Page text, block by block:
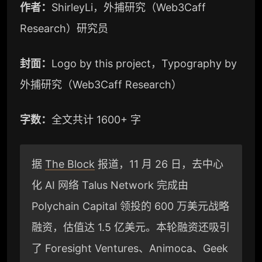
o
作者： ShirleyLi，外捕研究（Web3Caff
Research）研究员
封面： Logo by this project，Typography by
外捕研究（Web3Caff Research）
字数： 全文共计 1600+ 字
据 The Block 报道，11 月 26 日，去中心
化 AI 网络 Talus Network 完成由
Polychain Capital 领投的 600 万美元战略
融资，估值达 1.5 亿美元。本轮融资还吸引
了 Foresight Ventures、Animoca、Geek